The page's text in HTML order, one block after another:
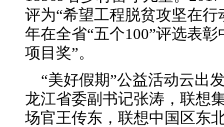
评为“希望工程脱贫攻坚在
年在全省“五个100”评选表
项目奖”。
“美好假期”公益活动云出
龙江省委副书记张涛，联想
场官王传东，联想中国区东